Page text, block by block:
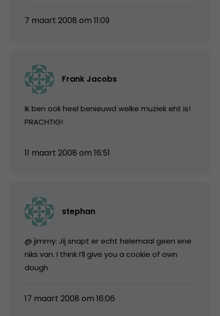
7 maart 2008 om 11:09
Frank Jacobs
Ik ben ook heel benieuwd welke muziek eht is!
PRACHTIG!
11 maart 2008 om 16:51
stephan
@ jimmy: Jij snapt er echt helemaal geen ene
niks van. I think I’ll give you a cookie of own
dough
17 maart 2008 om 16:06